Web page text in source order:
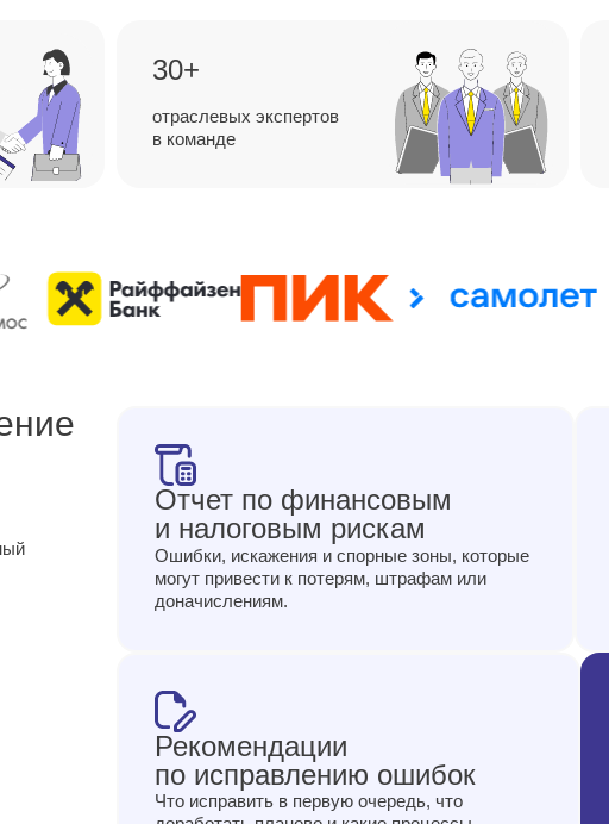
30+
отраслевых экспертов
в команде
Отчет по финансовым
и налоговым рискам
Ошибки, искажения и спорные зоны, которые
могут привести к потерям, штрафам или
доначислениям.
Рекомендации
по исправлению ошибок
Что исправить в первую очередь, что